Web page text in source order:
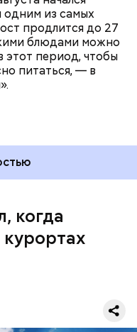
одним из самых
продлится до 27
блюдами можно
этот период, чтобы
питаться, — в
когда
курортах
следующей
России придет
будет там выше
недели — плюс